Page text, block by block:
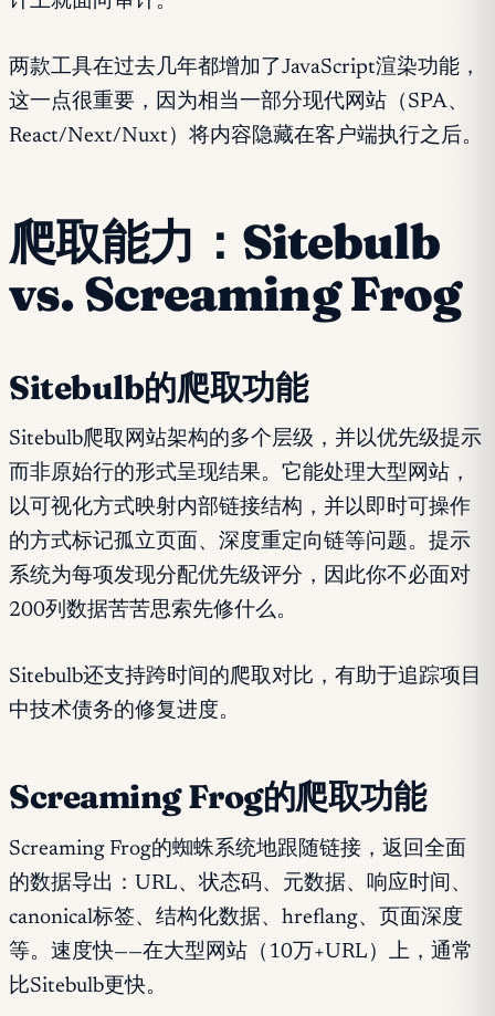
两款工具在过去几年都增加了JavaScript渲染功能，
这一点很重要，因为相当一部分现代网站（SPA、
React/Next/Nuxt）将内容隐藏在客户端执行之后。
爬取能力：Sitebulb
vs. Screaming Frog
Sitebulb的爬取功能
Sitebulb爬取网站架构的多个层级，并以优先级提示
而非原始行的形式呈现结果。它能处理大型网站，
以可视化方式映射内部链接结构，并以即时可操作
的方式标记孤立页面、深度重定向链等问题。提示
系统为每项发现分配优先级评分，因此你不必面对
200列数据苦苦思索先修什么。
Sitebulb还支持跨时间的爬取对比，有助于追踪项目
中技术债务的修复进度。
Screaming Frog的爬取功能
Screaming Frog的蜘蛛系统地跟随链接，返回全面
的数据导出：URL、状态码、元数据、响应时间、
canonical标签、结构化数据、hreflang、页面深度
等。速度快——在大型网站（10万+URL）上，通常
比Sitebulb更快。